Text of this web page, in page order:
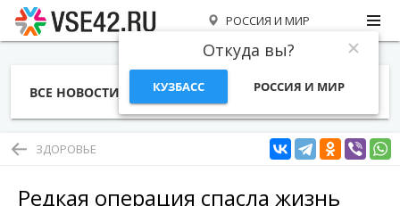
РОССИЯ И МИР
Откуда вы?
КУЗБАСС РОССИЯ И МИР
ВСЕ НОВОСТИ СТАТЬИ ТЕМЫ ФОТО
ЗДОРОВЬЕ
Редкая операция спасла жизнь